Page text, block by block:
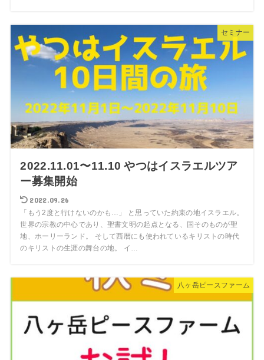
セミナー
2022.11.01〜11.10 やつはイスラエルツア
ー募集開始
2022.09.26
「もう2度と行けないのかも…」 と思っていた約束の地イスラエル。
世界の宗教の中心であり、聖書文明の起点となる、国そのものが聖
地、ホーリーランド。 そして西暦にも使われているキリストの時代
のキリストの生涯の舞台の地。 イ…
八ヶ岳ピースファーム